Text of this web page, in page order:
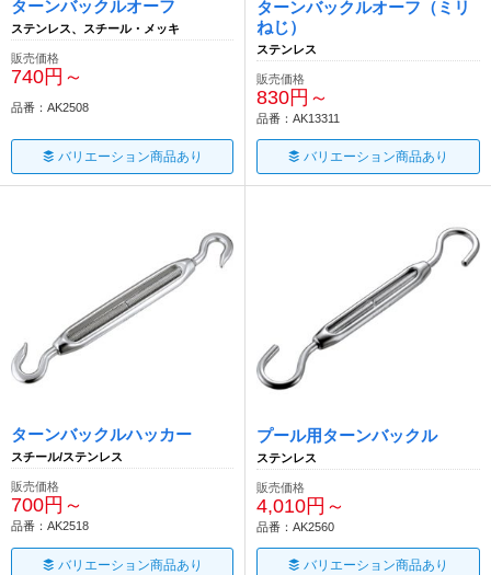
ターンバックルオーフ
ステンレス、スチール・メッキ
販売価格
740円～
品番：AK2508
バリエーション商品あり
ターンバックルオーフ（ミリ
ねじ）
ステンレス
販売価格
830円～
品番：AK13311
バリエーション商品あり
ターンバックルハッカー
スチール/ステンレス
販売価格
700円～
品番：AK2518
バリエーション商品あり
プール用ターンバックル
ステンレス
販売価格
4,010円～
品番：AK2560
バリエーション商品あり